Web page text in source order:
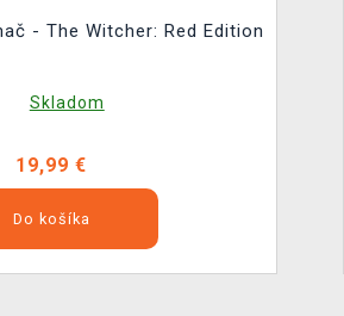
- The Witcher: Red Edition
Skladom
19,99 €
Do košíka